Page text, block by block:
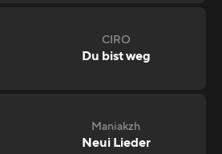
CIRO
Du bist weg
Maniakzh
Neui Lieder